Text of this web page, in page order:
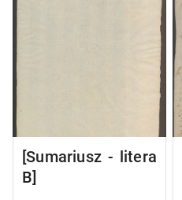
[Sumariusz - litera
B]